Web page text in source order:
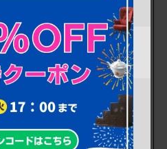
右50mm/下85mm
ル商品について※